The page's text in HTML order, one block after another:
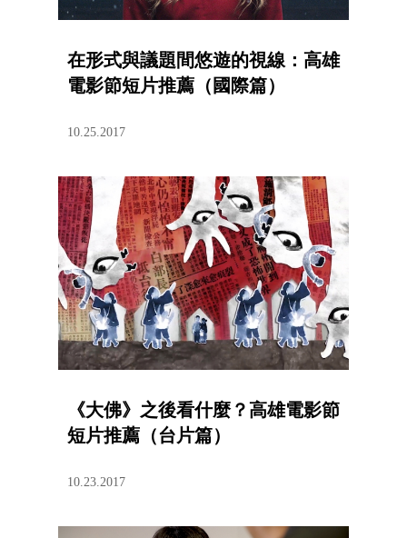
在形式與議題間悠遊的視線：高雄
電影節短片推薦（國際篇）
10.25.2017
《大佛》之後看什麼？高雄電影節
短片推薦（台片篇）
10.23.2017